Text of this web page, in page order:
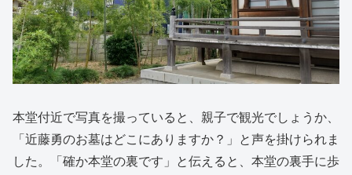
本堂付近で写真を撮っていると、親子で観光でしょうか、
「近藤勇のお墓はどこにありますか？」と声を掛けられま
した。「確か本堂の裏です」と伝えると、本堂の裏手に歩